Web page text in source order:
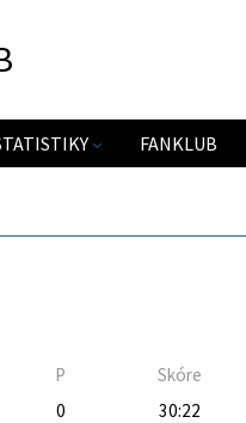
FANKLUB
P Skóre
0 30:22